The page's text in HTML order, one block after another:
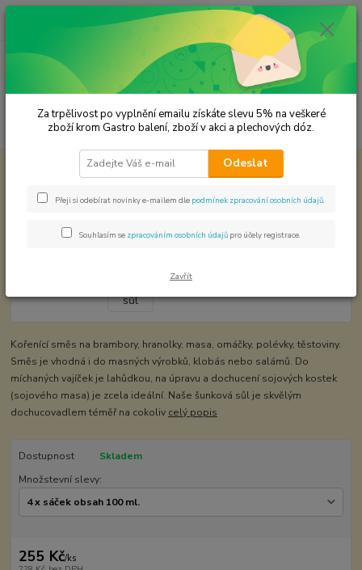
Menu
Hledat
ks
za 0,00 Kč
Koření od Samuela podle způsobu použití Šunková sůl
Šunková sůl
Kořenící směs na brambory, hranolky, masa, omáčky, polévky, těstoviny.
Směs je vhodná i do masných výrobků, klobás nebo salámů. Do
míchaných vajíček je lahůdkou, na úpravu a dochucení sojových kostek
(sojového masa) je zcela ideální. Naše šunková sůl je skvělým
dochucovadlem téměř na cokoliv celý popis
Dostupnost
Skladem
Množstevní slevy:
255 Kč/ks
Za trpělivost po vyplnění emailu získáte slevu 5% na veškeré
zboží krom Gastro balení, zboží v akci a plechových dóz.
Odeslat
Přeji si odebírat novinky e-mailem dle podmínek zpracování osobních údajů
Souhlasím se zpracováním osobních údajů pro účely registrace.
Zavřít